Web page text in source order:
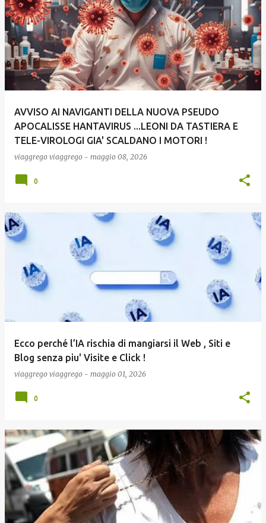
o
s
t
AVVISO AI NAVIGANTI DELLA NUOVA PSEUDO
APOCALISSE HANTAVIRUS ...LEONI DA TASTIERA E
TELE-VIROLOGI GIA' SCALDANO I MOTORI !
viaggrego viaggrego - maggio 08, 2026
0
Ecco perché l’IA rischia di mangiarsi il Web , Siti e
Blog senza piu' Visite e Click !
viaggrego viaggrego - maggio 01, 2026
0